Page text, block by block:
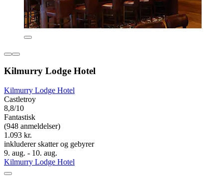
Kilmurry Lodge Hotel
Kilmurry Lodge Hotel
Castletroy
8,8/10
Fantastisk
(948 anmeldelser)
1.093 kr.
inkluderer skatter og gebyrer
9. aug. - 10. aug.
Kilmurry Lodge Hotel